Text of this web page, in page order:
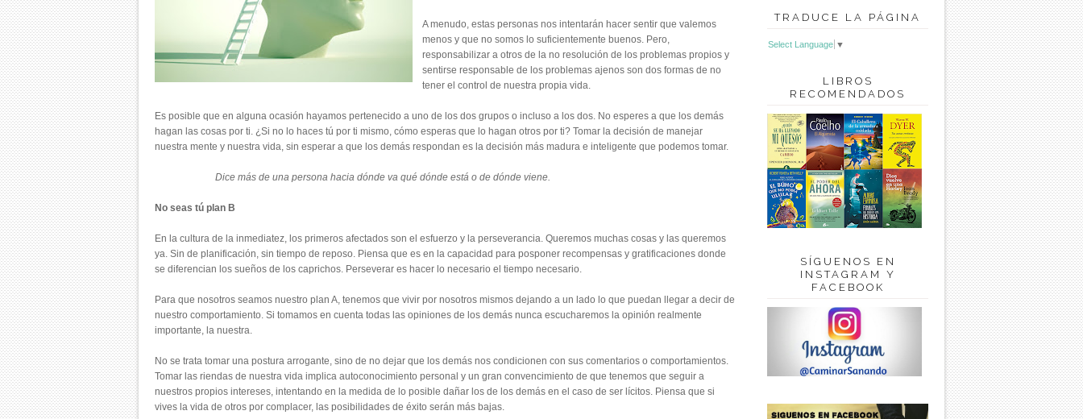
A menudo, estas personas nos intentarán hacer sentir que valemos
menos y que no somos lo suficientemente buenos. Pero,
responsabilizar a otros de la no resolución de los problemas propios y
sentirse responsable de los problemas ajenos son dos formas de no
tener el control de nuestra propia vida.
Es posible que en alguna ocasión hayamos pertenecido a uno de los dos grupos o incluso a los dos. No esperes a que los demás
hagan las cosas por ti. ¿Si no lo haces tú por ti mismo, cómo esperas que lo hagan otros por ti? Tomar la decisión de manejar
nuestra mente y nuestra vida, sin esperar a que los demás respondan es la decisión más madura e inteligente que podemos tomar.
Dice más de una persona hacia dónde va qué dónde está o de dónde viene.
No seas tú plan B
En la cultura de la inmediatez, los primeros afectados son el esfuerzo y la perseverancia. Queremos muchas cosas y las queremos
ya. Sin de planificación, sin tiempo de reposo. Piensa que es en la capacidad para posponer recompensas y gratificaciones donde
se diferencian los sueños de los caprichos. Perseverar es hacer lo necesario el tiempo necesario.
Para que nosotros seamos nuestro plan A, tenemos que vivir por nosotros mismos dejando a un lado lo que puedan llegar a decir de
nuestro comportamiento. Si tomamos en cuenta todas las opiniones de los demás nunca escucharemos la opinión realmente
importante, la nuestra.
No se trata tomar una postura arrogante, sino de no dejar que los demás nos condicionen con sus comentarios o comportamientos.
Tomar las riendas de nuestra vida implica autoconocimiento personal y un gran convencimiento de que tenemos que seguir a
nuestros propios intereses, intentando en la medida de lo posible dañar los de los demás en el caso de ser lícitos. Piensa que si
vives la vida de otros por complacer, las posibilidades de éxito serán más bajas.
TRADUCE LA PÁGINA
Select Language ▼
LIBROS
RECOMENDADOS
SÍGUENOS EN
INSTAGRAM Y
FACEBOOK